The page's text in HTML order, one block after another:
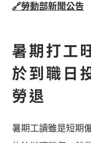
🔗勞動部新聞公告
暑期打工
於到職日
勞退
暑期工讀雖是短期